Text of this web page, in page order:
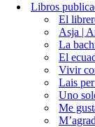
Libros
El
Asja |
La
El
Vivir
Lais
Uno
Me